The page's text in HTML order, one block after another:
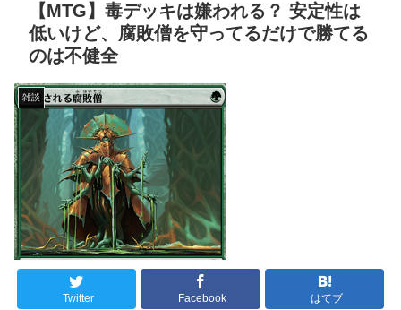
【MTG】毒デッキは嫌われる？ 安定性は
低いけど、腐敗僧を守ってるだけで勝てる
のは不健全
雑談
Twitter Facebook はてブ